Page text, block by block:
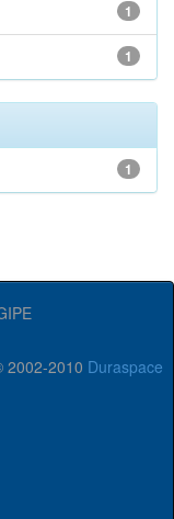
1
1
1
2002-2010 Duraspace